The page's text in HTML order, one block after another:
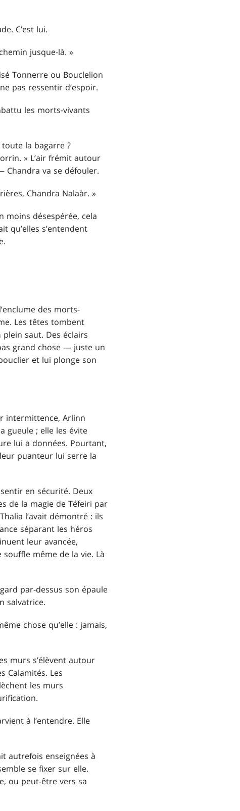
C’est lui.
jusque-là. »
Tonnerre ou Bouclelion
pas ressentir d’espoir.
les morts-vivants
la bagarre ?
» L’air frémit autour
Chandra va se défouler.
Chandra Nalaàr. »
moins désespérée, cela
qu’elles s’entendent
des morts-
Les têtes tombent
saut. Des éclairs
grand chose — juste un
et lui plonge son
intermittence, Arlinn
gueule ; elle les évite
lui a données. Pourtant,
puanteur lui serre la
en sécurité. Deux
de la magie de Téfeiri par
l’avait démontré : ils
séparant les héros
leur avancée,
même de la vie. Là
par-dessus son épaule
salvatrice.
chose qu’elle : jamais,
murs s’élèvent autour
Calamités. Les
les murs
à l’entendre. Elle
autrefois enseignées à
se fixer sur elle.
ou peut-être vers sa